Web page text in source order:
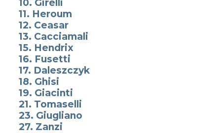
10. Girelli
11. Heroum
12. Ceasar
13. Cacciamali
15. Hendrix
16. Fusetti
17. Daleszczyk
18. Ghisi
19. Giacinti
21. Tomaselli
23. Giugliano
27. Zanzi